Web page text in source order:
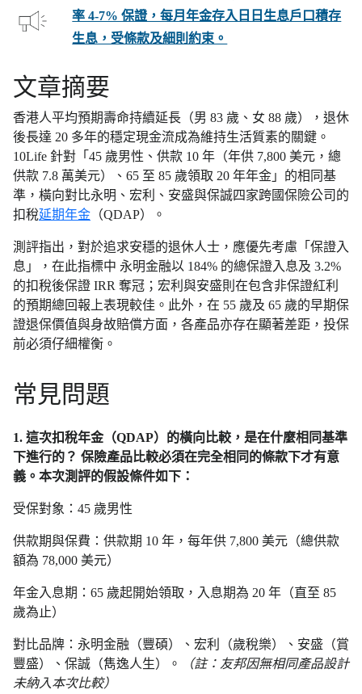
率 4-7% 保證，每月年金存入日日生息戶口積存
生息，受條款及細則約束。
文章摘要
香港人平均預期壽命持續延長（男 83 歲、女 88 歲），退休
後長達 20 多年的穩定現金流成為維持生活質素的關鍵。
10Life 針對「45 歲男性、供款 10 年（年供 7,800 美元，總
供款 7.8 萬美元）、65 至 85 歲領取 20 年年金」的相同基
準，橫向對比永明、宏利、安盛與保誠四家跨國保險公司的
扣稅延期年金 （QDAP）。
測評指出，對於追求安穩的退休人士，應優先考慮「保證入
息」，在此指標中 永明金融以 184% 的總保證入息及 3.2%
的扣稅後保證 IRR 奪冠；宏利與安盛則在包含非保證紅利
的預期總回報上表現較佳。此外，在 55 歲及 65 歲的早期保
證退保價值與身故賠償方面，各產品亦存在顯著差距，投保
前必須仔細權衡。
常見問題
1. 這次扣稅年金（QDAP）的橫向比較，是在什麼相同基準
下進行的？ 保險產品比較必須在完全相同的條款下才有意
義。本次測評的假設條件如下：
受保對象：45 歲男性
供款期與保費：供款期 10 年，每年供 7,800 美元（總供款
額為 78,000 美元）
年金入息期：65 歲起開始領取，入息期為 20 年（直至 85
歲為止）
對比品牌：永明金融（豐碩）、宏利（歲稅樂）、安盛（賞
豐盛）、保誠（雋逸人生）。
（註：友邦因無相同產品設計
未納入本次比較）